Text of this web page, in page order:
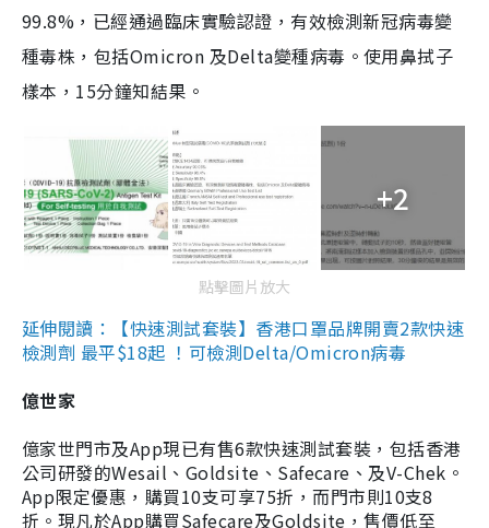
99.8%，已經通過臨床實驗認證，有效檢測新冠病毒變
種毒株，包括Omicron 及Delta變種病毒。使用鼻拭子
樣本，15分鐘知結果。
+2
點擊圖片放大
延伸閱讀：【快速測試套裝】香港口罩品牌開賣2款快速
檢測劑 最平$18起 ！可檢測Delta/Omicron病毒
億世家
億家世門市及App現已有售6款快速測試套裝，包括香港
公司研發的Wesail、Goldsite、Safecare、及V-Chek。
App限定優惠，購買10支可享75折，而門市則10支8
折。現凡於App購買Safecare及Goldsite，售價低至